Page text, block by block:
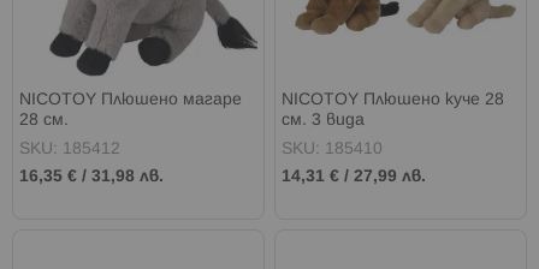
NICOTOY Плюшено магаре
28 см.
SKU: 185412
16,35 € / 31,98 лв.
NICOTOY Плюшено куче 28
см. 3 вида
SKU: 185410
14,31 € /27,99 лв.